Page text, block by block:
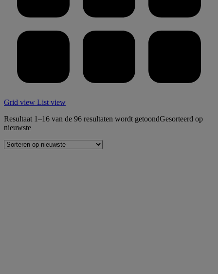
Grid view List view
Resultaat 1–16 van de 96 resultaten wordt getoondGesorteerd op
nieuwste